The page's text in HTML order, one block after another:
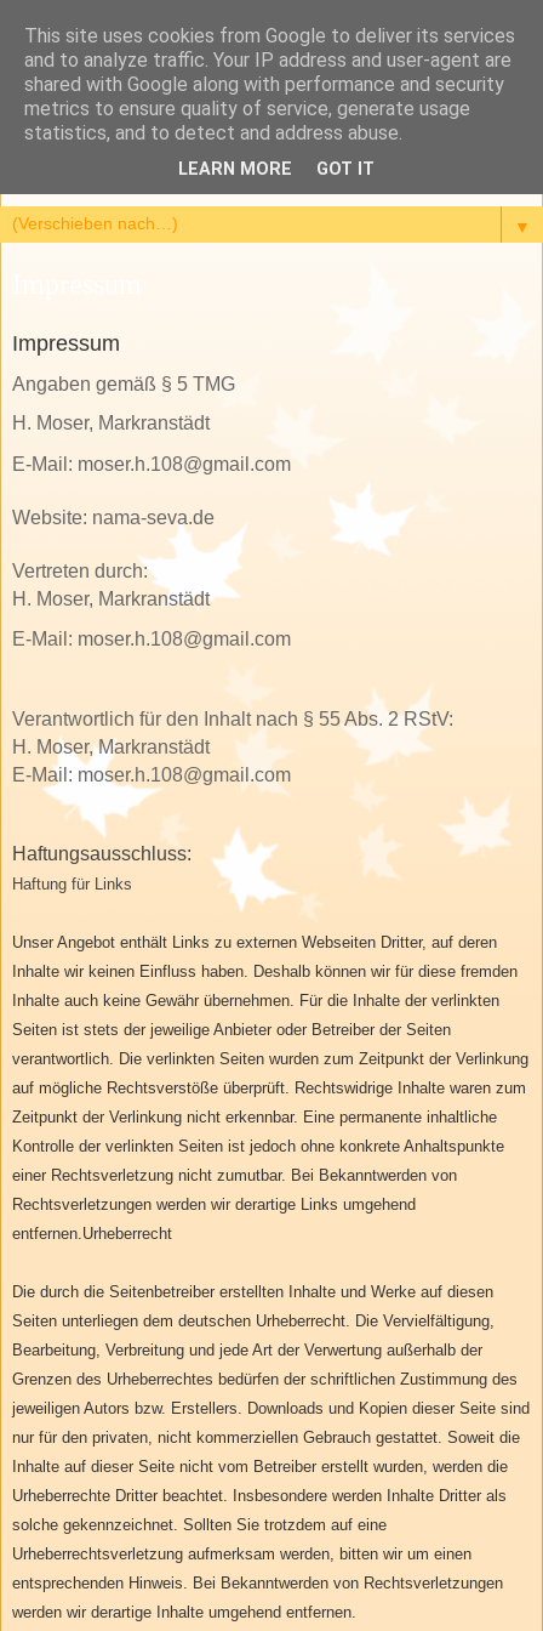
Bhakti-Yoga - mein
spirituelles Leben entwickeln
*** Maha-Mantra - praise and pray *** Home sweet Home ***
▼
Impressum
Angaben gemäß § 5 TMG
H. Moser, Markranstädt
E-Mail: moser.h.108@gmail.com
Website: nama-seva.de
Vertreten durch:
H. Moser, Markranstädt
E-Mail: moser.h.108@gmail.com
Verantwortlich für den Inhalt nach § 55 Abs. 2 RStV:
H. Moser, Markranstädt
E-Mail: moser.h.108@gmail.com
Haftungsausschluss:
Haftung für Links
Unser Angebot enthält Links zu externen Webseiten Dritter, auf deren
Inhalte wir keinen Einfluss haben. Deshalb können wir für diese fremden
Inhalte auch keine Gewähr übernehmen. Für die Inhalte der verlinkten
Seiten ist stets der jeweilige Anbieter oder Betreiber der Seiten
verantwortlich. Die verlinkten Seiten wurden zum Zeitpunkt der Verlinkung
auf mögliche Rechtsverstöße überprüft. Rechtswidrige Inhalte waren zum
Zeitpunkt der Verlinkung nicht erkennbar. Eine permanente inhaltliche
Kontrolle der verlinkten Seiten ist jedoch ohne konkrete Anhaltspunkte
einer Rechtsverletzung nicht zumutbar. Bei Bekanntwerden von
Rechtsverletzungen werden wir derartige Links umgehend
entfernen.Urheberrecht
Die durch die Seitenbetreiber erstellten Inhalte und Werke auf diesen
Seiten unterliegen dem deutschen Urheberrecht. Die Vervielfältigung,
Bearbeitung, Verbreitung und jede Art der Verwertung außerhalb der
Grenzen des Urheberrechtes bedürfen der schriftlichen Zustimmung des
jeweiligen Autors bzw. Erstellers. Downloads und Kopien dieser Seite sind
nur für den privaten, nicht kommerziellen Gebrauch gestattet. Soweit die
Inhalte auf dieser Seite nicht vom Betreiber erstellt wurden, werden die
Urheberrechte Dritter beachtet. Insbesondere werden Inhalte Dritter als
solche gekennzeichnet. Sollten Sie trotzdem auf eine
Urheberrechtsverletzung aufmerksam werden, bitten wir um einen
entsprechenden Hinweis. Bei Bekanntwerden von Rechtsverletzungen
werden wir derartige Inhalte umgehend entfernen.
This site uses cookies from Google to deliver its services
and to analyze traffic. Your IP address and user-agent are
shared with Google along with performance and security
metrics to ensure quality of service, generate usage
statistics, and to detect and address abuse.
LEARN MORE GOT IT